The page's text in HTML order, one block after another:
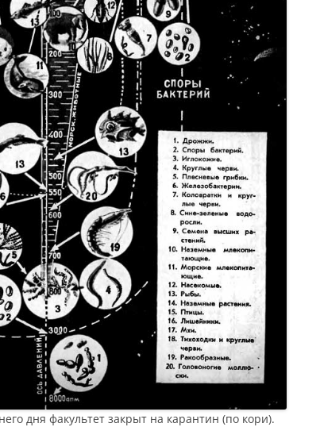
дня факультет закрыт на карантин (по кори).